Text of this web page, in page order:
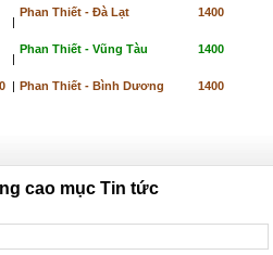
|
Phan Thiết - Đà Lạt 1400
|
Phan Thiết - Vũng Tàu 1400
| Phan Thiết - Bình Dương 1400
cao mục Tin tức